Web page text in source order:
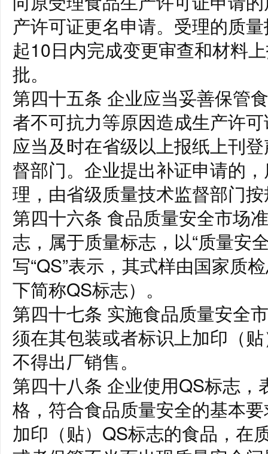
产许可证更名申请。受理的质
起10日内完成变更审查和材料
批。
第四十五条 企业应当妥善保管
者不可抗力等原因造成生产许
应当及时在省级以上报纸上刊
督部门。企业提出补证申请的
理，由省级质量技术监督部门
第四十六条 食品质量安全市场
志，属于质量标志，以“质量安
写“QS”表示，其式样由国家质
下简称QS标志）。
第四十七条 实施食品质量安全
须在其包装或者标识上加印（
不得出厂销售。
第四十八条 企业使用QS标志
格，符合食品质量安全的基本
加印（贴）QS标志的食品，在